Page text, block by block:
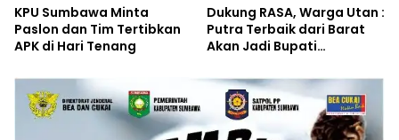
KPU Sumbawa Minta
Paslon dan Tim Tertibkan
APK di Hari Tenang
Dukung RASA, Warga Utan :
Putra Terbaik dari Barat
Akan Jadi Bupati